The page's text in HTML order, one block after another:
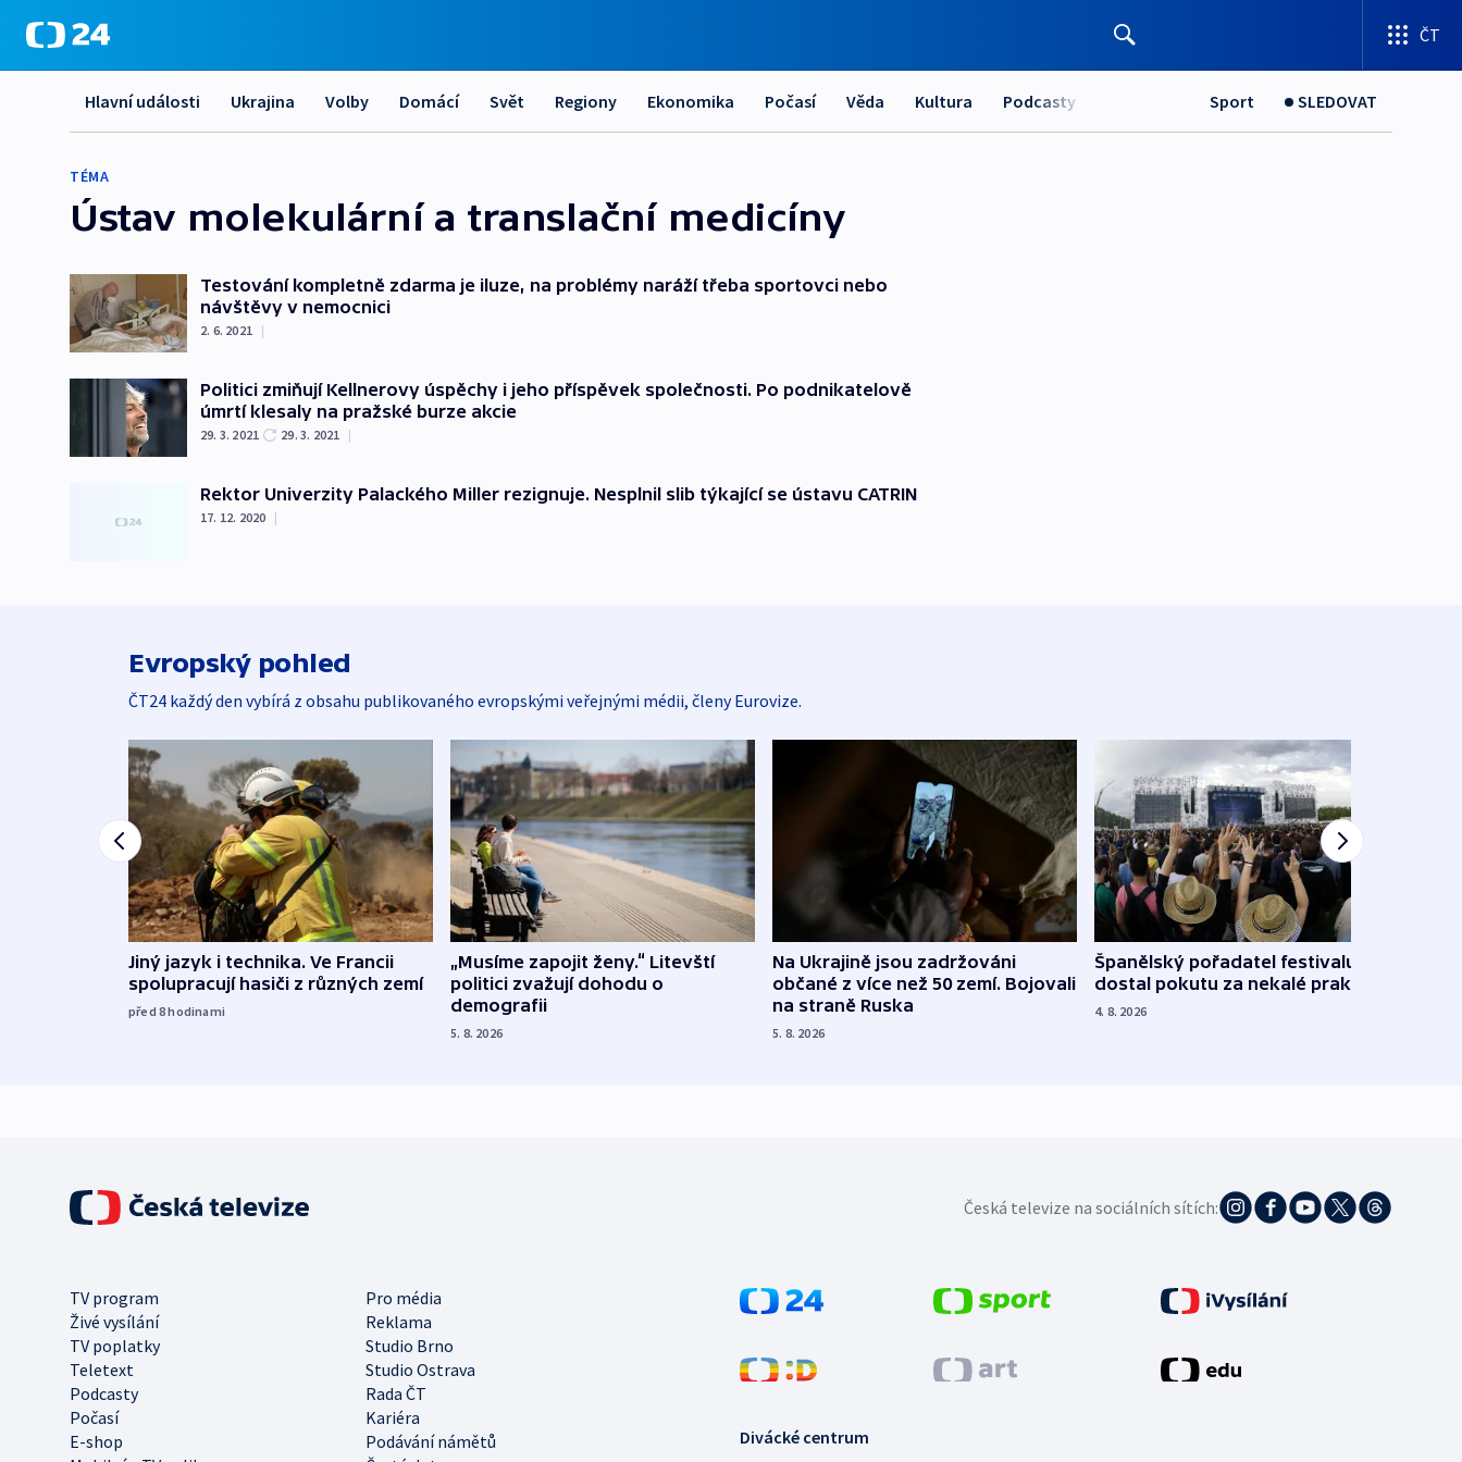
ČT
Hlavní události Ukrajina Volby Domácí Svět Regiony Ekonomika Počasí Věda Kultura Podcasty Sport SLEDOVAT
TÉMA
Ústav molekulární a translační medicíny
Testování kompletně zdarma je iluze, na problémy naráží třeba sportovci nebo
návštěvy v nemocnici
2. 6. 2021 |
Politici zmiňují Kellnerovy úspěchy i jeho příspěvek společnosti. Po podnikatelově
úmrtí klesaly na pražské burze akcie
29. 3. 2021 29. 3. 2021 |
Rektor Univerzity Palackého Miller rezignuje. Nesplnil slib týkající se ústavu CATRIN
17. 12. 2020 |
Evropský pohled
ČT24 každý den vybírá z obsahu publikovaného evropskými veřejnými médii, členy Eurovize.
Jiný jazyk i technika. Ve Francii
spolupracují hasiči z různých zemí
před 8hodinami
„Musíme zapojit ženy.“ Litevští
politici zvažují dohodu o
demografii
5. 8. 2026
Na Ukrajině jsou zadržováni
občané z více než 50 zemí. Bojovali
na straně Ruska
5. 8. 2026
Španělský pořadatel festivalu
dostal pokutu za nekalé praktiky
4. 8. 2026
Česká televize na sociálních sítích:
TV program
Pro média
Živé vysílání
Reklama
TV poplatky
Studio Brno
Teletext
Studio Ostrava
Podcasty
Rada ČT
Počasí
Kariéra
E-shop
Podávání námětů
Divácké centrum